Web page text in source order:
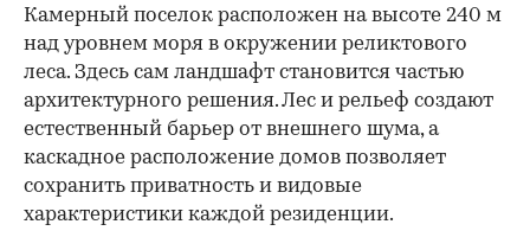
Камерный поселок расположен на высоте 240 м
над уровнем моря в окружении реликтового
леса. Здесь сам ландшафт становится частью
архитектурного решения. Лес и рельеф создают
естественный барьер от внешнего шума, а
каскадное расположение домов позволяет
сохранить приватность и видовые
характеристики каждой резиденции.